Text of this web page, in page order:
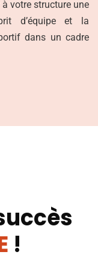
votre structure une
d’équipe et la
dans un cadre
!